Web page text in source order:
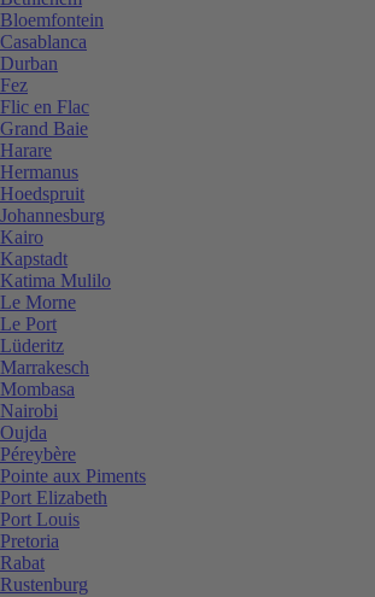
Bloemfontein
Casablanca
Durban
Fez
Flic en Flac
Grand Baie
Harare
Hermanus
Hoedspruit
Johannesburg
Kairo
Kapstadt
Katima Mulilo
Le Morne
Le Port
Lüderitz
Marrakesch
Mombasa
Nairobi
Oujda
Péreybère
Pointe aux Piments
Port Elizabeth
Port Louis
Pretoria
Rabat
Rustenburg